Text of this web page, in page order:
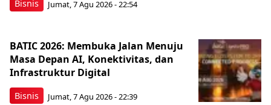
Bisnis Jumat, 7 Agu 2026 - 22:54
Bisnis
BATIC 2026: Membuka Jalan Menuju
Masa Depan AI, Konektivitas, dan
Infrastruktur Digital
Jumat, 7 Agu 2026 - 22:39